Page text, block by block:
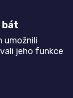
bát
umožnili
jeho funkce
se více